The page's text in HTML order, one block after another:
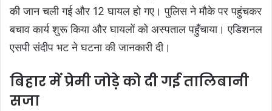
की जान चली गई और 12 घायल हो गए। पुलिस ने मौके पर पहुंचकर
बचाव कार्य शुरू किया और घायलों को अस्पताल पहुँचाया। एडिशनल
एसपी संदीप भट ने घटना की जानकारी दी।
बिहार में प्रेमी जोड़े को दी गई तालिबानी
सजा